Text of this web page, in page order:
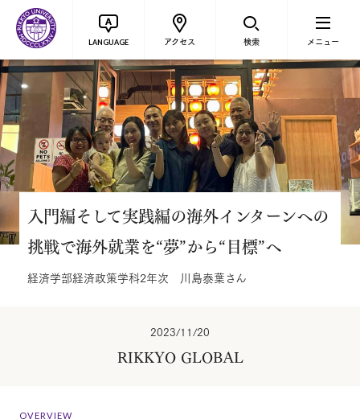
LANGUAGE アクセス 検索 メニュー
入門編そして実践編の海外インターンへの
挑戦で海外就業を“夢”から“目標”へ
経済学部経済政策学科2年次 川島泰葉さん
2023/11/20
RIKKYO GLOBAL
OVERVIEW